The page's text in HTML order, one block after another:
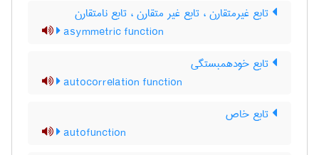
تابع غیرمتقارن ، تابع غیر متقارن ، تابع نامتقارن
asymmetric function
تابع خودهمبستگی
autocorrelation function
تابع خاص
autofunction